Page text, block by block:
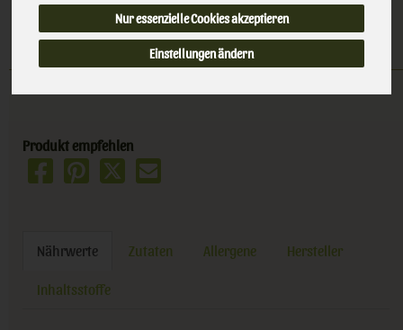
Nur essenzielle Cookies akzeptieren
Einstellungen ändern
Produkt empfehlen
Nährwerte Zutaten Allergene Hersteller
Inhaltsstoffe